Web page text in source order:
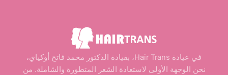
في عيادة Hair Trans، بقيادة الدكتور محمد فاتح أوكياي،
نحن الوجهة الأولى لاستعادة الشعر المتطورة والشاملة. من